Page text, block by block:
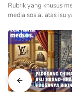
Rubrik yang khusus
media sosial atas isu
Cek Fakta